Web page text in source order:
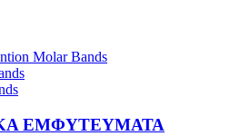
Molar Bands
ΕΜΦΥΤΕΥΜΑΤΑ